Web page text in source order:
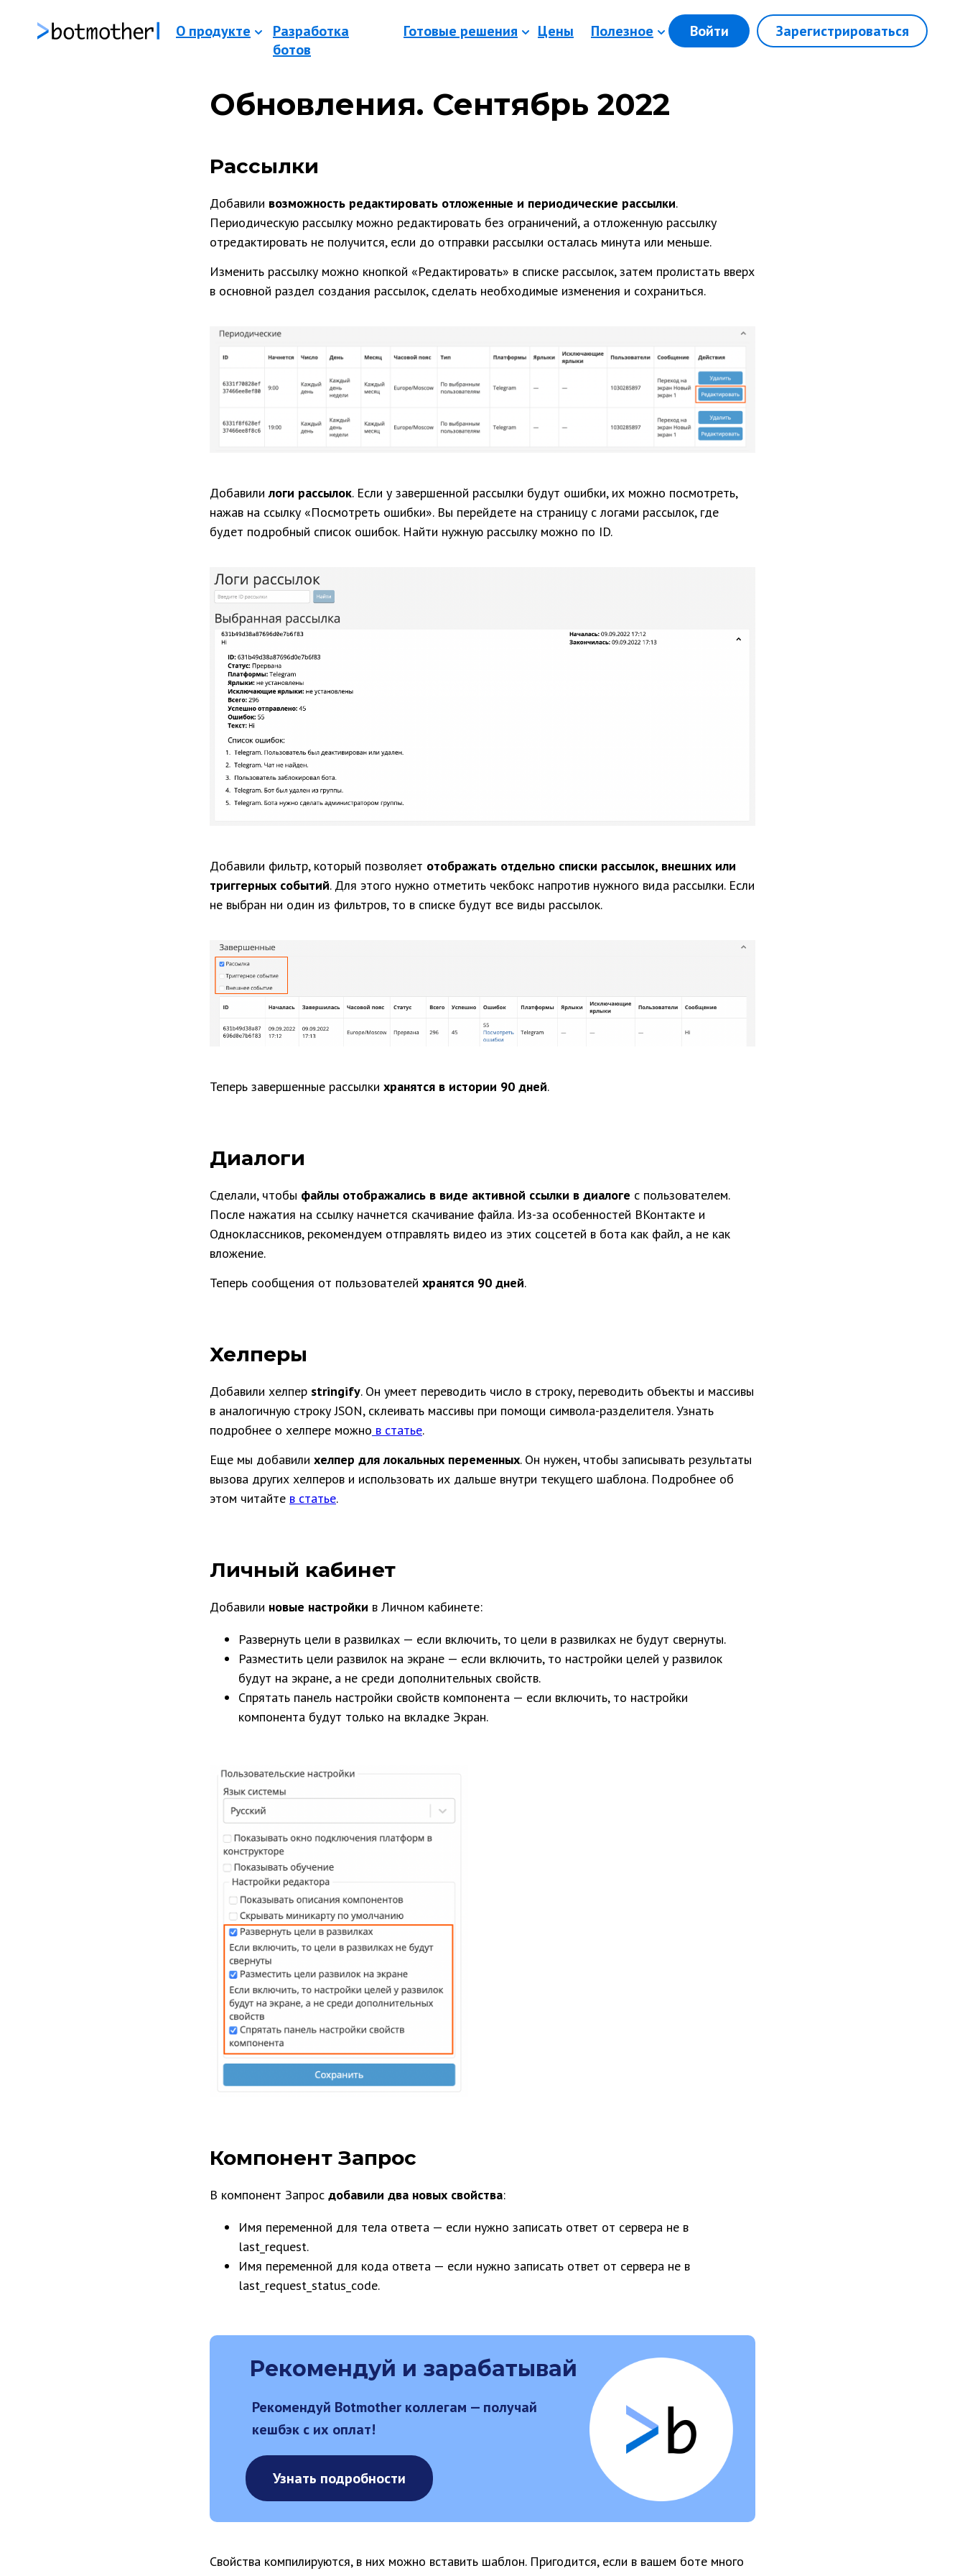
Полезное
Цены
Разработка
ботов
О продукте Готовые решения Зарегистрироваться
Войти
Обновления. Сентябрь 2022
Рассылки
Добавили возможность редактировать отложенные и периодические рассылки.
Периодическую рассылку можно редактировать без ограничений, а отложенную рассылку
отредактировать не получится, если до отправки рассылки осталась минута или меньше.
Изменить рассылку можно кнопкой «Редактировать» в списке рассылок, затем пролистать вверх
в основной раздел создания рассылок, сделать необходимые изменения и сохраниться.
Добавилилоги рассылок. Если у завершенной рассылки будут ошибки, их можно посмотреть,
нажав на ссылку «Посмотреть ошибки». Вы перейдете на страницу с логами рассылок, где
будет подробный список ошибок. Найти нужную рассылку можно по ID.
Добавили фильтр, который позволяет отображать отдельно списки рассылок, внешних или
триггерных событий. Для этого нужно отметить чекбокс напротив нужного вида рассылки. Если
не выбран ни один из фильтров, то в списке будут все виды рассылок.
Теперь завершенные рассылки хранятся в истории 90 дней.
Диалоги
Сделали, чтобы файлы отображались в виде активной ссылки в диалоге с пользователем.
После нажатия на ссылку начнется скачивание файла. Из-за особенностей ВКонтакте и
Одноклассников, рекомендуем отправлять видео из этих соцсетей в бота как файл, а не как
вложение.
Теперь сообщения от пользователей хранятся 90 дней.
Хелперы
Добавили хелпер stringify. Он умеет переводить число в строку, переводить объекты и массивы
в аналогичную строку JSON, склеивать массивы при помощи символа-разделителя. Узнать
подробнее о хелпере можно в статье.
Еще мы добавили хелпер для локальных переменных. Он нужен, чтобы записывать результаты
вызова других хелперов и использовать их дальше внутри текущего шаблона. Подробнее об
этом читайте в статье.
Личный кабинет
Добавили новые настройки в Личном кабинете:
Развернуть цели в развилках — если включить, то цели в развилках не будут свернуты.
Разместить цели развилок на экране — если включить, то настройки целей у развилок
будут на экране, а не среди дополнительных свойств.
Спрятать панель настройки свойств компонента — если включить, то настройки
компонента будут только на вкладке Экран.
Компонент Запрос
В компонент Запрос добавили два новых свойства:
Имя переменной для тела ответа — если нужно записать ответ от сервера не в
last_request.
Имя переменной для кода ответа — если нужно записать ответ от сервера не в
last_request_status_code.
Рекомендуй и зарабатывай
Рекомендуй Botmother коллегам — получай
кешбэк с их оплат!
Узнать подробности
Свойства компилируются, в них можно вставить шаблон. Пригодится, если в вашем боте много